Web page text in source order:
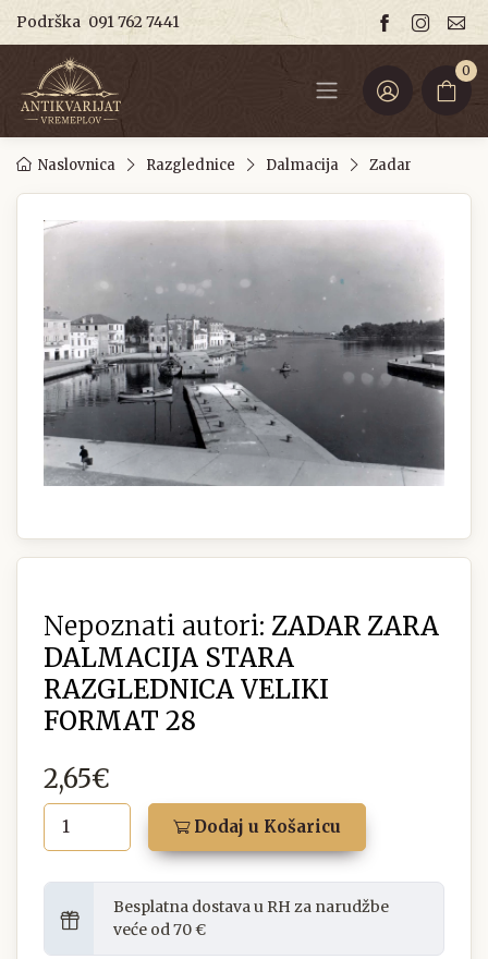
Podrška 091 762 7441
0
Naslovnica Razglednice Dalmacija Zadar
Nepoznati autori: ZADAR ZARA
DALMACIJA STARA
RAZGLEDNICA VELIKI
FORMAT 28
2,65€
Dodaj u Košaricu
Besplatna dostava u RH za narudžbe
veće od 70 €